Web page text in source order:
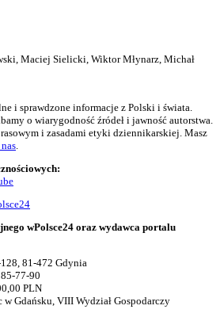
Maciej Sielicki, Wiktor Młynarz, Michał
i sprawdzone informacje z Polski i świata.
o wiarygodność źródeł i jawność autorstwa.
i zasadami etyki dziennikarskiej. Masz
.
wPolsce24 oraz wydawca portalu
81-472 Gdynia
77-90
PLN
w Gdańsku, VIII Wydział Gospodarczy